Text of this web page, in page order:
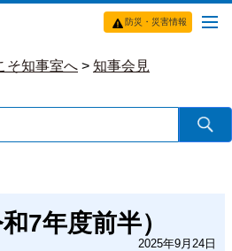
防災・災害情報
そ知事室へ > 知事会見
7年度前半）
2025年9月24日